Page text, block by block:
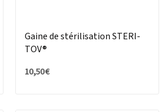
Gaine de stérilisation STERI-
TOV®
10,50 €